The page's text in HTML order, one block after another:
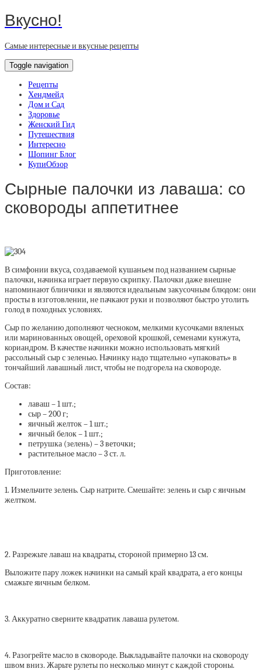
Вкусно!
Самые интересные и вкусные рецепты
Toggle navigation
Рецепты
Хендмейд
Дом и Сад
Здоровье
Женский Гид
Путешествия
Интересно
Шопинг Блог
КупиОбзор
Сырные палочки из лаваша: со
сковороды аппетитнее
В симфонии вкуса, создаваемой кушаньем под названием сырные
палочки, начинка играет первую скрипку. Палочки даже внешне
напоминают блинчики и являются идеальным закусочным блюдом: они
просты в изготовлении, не пачкают руки и позволяют быстро утолить
голод в походных условиях.
Сыр по желанию дополняют чесноком, мелкими кусочками вяленых
или маринованных овощей, ореховой крошкой, семенами кунжута,
кориандром. В качестве начинки можно использовать мягкий
рассольный сыр с зеленью. Начинку надо тщательно «упаковать» в
тончайший лавашный лист, чтобы не подгорела на сковороде.
Состав:
лаваш – 1 шт.;
сыр – 200 г;
яичный желток – 1 шт.;
яичный белок – 1 шт.;
петрушка (зелень) – 3 веточки;
растительное масло – 3 ст. л.
Приготовление:
1. Измельчите зелень. Сыр натрите. Смешайте: зелень и сыр с яичным
желтком.
2. Разрежьте лаваш на квадраты, стороной примерно 13 см.
Выложите пару ложек начинки на самый край квадрата, а его концы
смажьте яичным белком.
3. Аккуратно сверните квадратик лаваша рулетом.
4. Разогрейте масло в сковороде. Выкладывайте палочки на сковороду
швом вниз. Жарьте рулеты по несколько минут с каждой стороны.